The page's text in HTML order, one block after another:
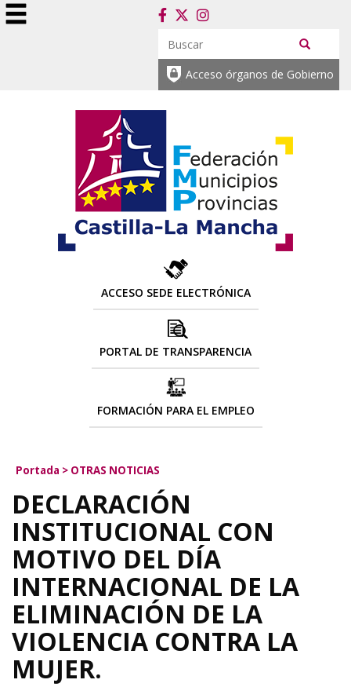
Acceso órganos de Gobierno
ACCESO SEDE ELECTRÓNICA
PORTAL DE TRANSPARENCIA
FORMACIÓN PARA EL EMPLEO
Portada > OTRAS NOTICIAS
DECLARACIÓN
INSTITUCIONAL CON
MOTIVO DEL DÍA
INTERNACIONAL DE LA
ELIMINACIÓN DE LA
VIOLENCIA CONTRA LA
MUJER.